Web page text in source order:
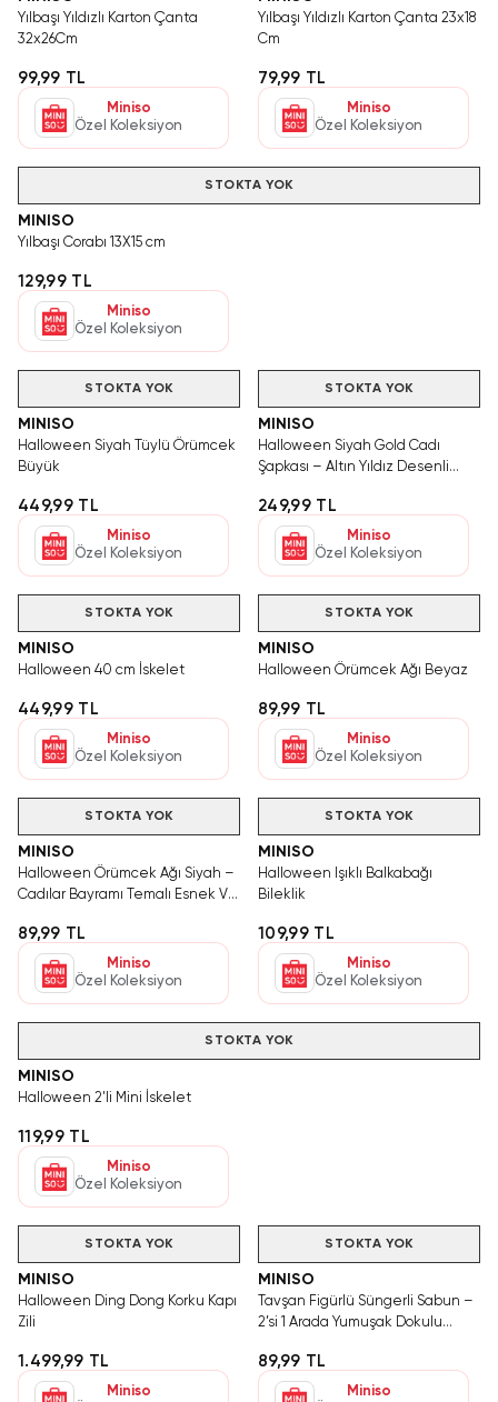
Yılbaşı Yıldızlı Karton Çanta
32x26Cm
99,99 TL
Miniso
Özel Koleksiyon
Yılbaşı Yıldızlı Karton Çanta 23x18
Cm
79,99 TL
Miniso
Özel Koleksiyon
STOKTA YOK
MINISO
Yılbaşı Corabı 13X15 cm
129,99 TL
Miniso
Özel Koleksiyon
STOKTA YOK
MINISO
Halloween Siyah Tüylü Örümcek
Büyük
449,99 TL
Miniso
Özel Koleksiyon
STOKTA YOK
MINISO
Halloween Siyah Gold Cadı
Şapkası – Altın Yıldız Desenli
Şapkası
249,99 TL
Miniso
Özel Koleksiyon
STOKTA YOK
MINISO
Halloween 40 cm İskelet
449,99 TL
Miniso
Özel Koleksiyon
STOKTA YOK
MINISO
Halloween Örümcek Ağı Beyaz
89,99 TL
Miniso
Özel Koleksiyon
STOKTA YOK
MINISO
Halloween Örümcek Ağı Siyah –
Cadılar Bayramı Temalı Esnek Ve
89,99 TL
Miniso
Özel Koleksiyon
STOKTA YOK
MINISO
Halloween Işıklı Balkabağı
Bileklik
109,99 TL
Miniso
Özel Koleksiyon
STOKTA YOK
MINISO
Halloween 2'li Mini İskelet
119,99 TL
Miniso
Özel Koleksiyon
STOKTA YOK
MINISO
Halloween Ding Dong Korku Kapı
Zili
1.499,99 TL
Miniso
STOKTA YOK
MINISO
Tavşan Figürlü Süngerli Sabun –
2’si 1 Arada Yumuşak Dokulu
89,99 TL
Miniso